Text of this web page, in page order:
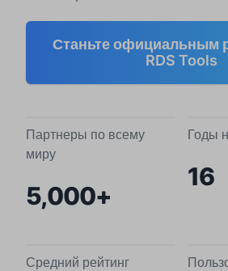
Станьте официальным
RDS Tools
Партнеры по всему
миру
5,000+
Годы
16
Средний рейтинг